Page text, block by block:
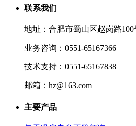
联系我们
地址：合肥市蜀山区赵岗路100
业务咨询：0551-65167366
技术支持：0551-65167838
邮箱：hz@163.com
主要产品